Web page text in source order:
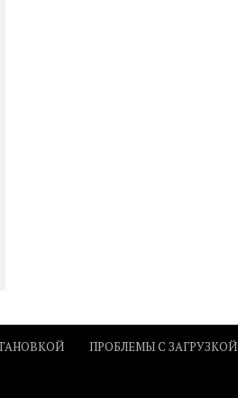
ПРОБЛЕМЫ С ЗАГРУЗКОЙ